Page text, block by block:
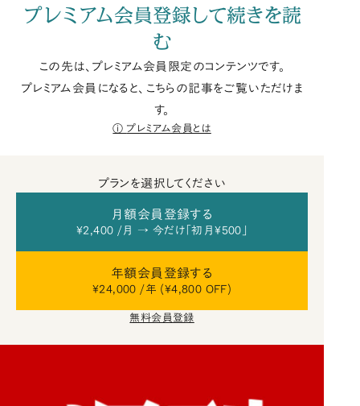
プレミアム会員登録して続きを読
む
この先は、プレミアム会員限定のコンテンツです。
プレミアム会員になると、こちらの記事をご覧いただけま
す。
プレミアム会員とは
プランを選択してください
月額会員登録する
¥2,400 /月 → 今だけ「初月¥500」
年額会員登録する
¥24,000 /年 (¥4,800 OFF)
無料会員登録